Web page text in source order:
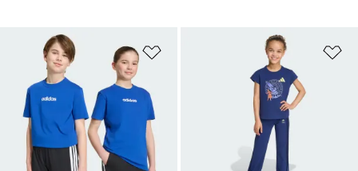
Añadir a la lista de deseos